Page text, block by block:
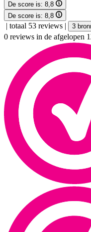
De score is: 8,8
De score is: 8,8
| totaal 53 reviews | 3
0 reviews in de afgelopen